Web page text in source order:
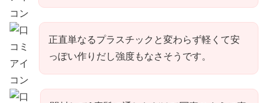
正直単なるプラスチックと変わらず軽くて安
っぽい作りだし強度もなさそうです。